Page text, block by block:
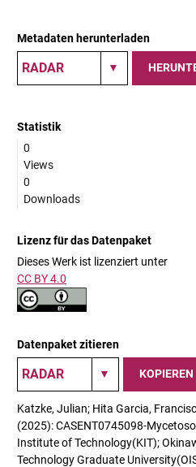
Metadaten herunterladen
Statistik
0
Views
0
Downloads
Lizenz für das Datenpaket
Dieses Werk ist lizenziert unter
CC BY 4.0
Datenpaket zitieren
KOPIEREN
Katzke, Julian; Hita Garcia,
(2025): CASENT0745098-
Institute of Technology(KIT);
Technology Graduate